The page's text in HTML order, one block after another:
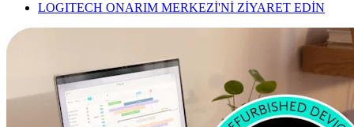
LOGITECH ONARIM MERKEZİ'Nİ ZİYARET EDİN